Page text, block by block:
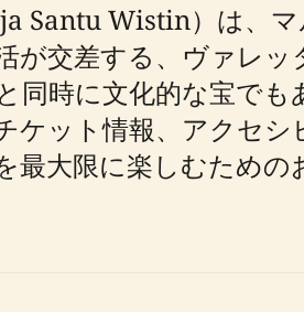
Santu Wistin）は、
が交差する、ヴァレッ
同時に文化的な宝でも
ケット情報、アクセシ
最大限に楽しむための